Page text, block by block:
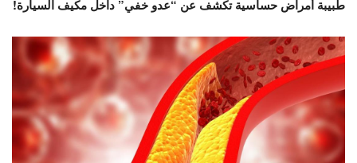
طبيبة أمراض حساسية تكشف عن “عدو خفي” داخل مكيف السيارة!